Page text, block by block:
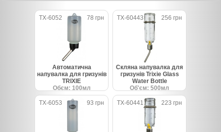
TX-6052 78 грн
Автоматична
напувалка для гризунів
TRIXIE
Обєм: 100мл
TX-60443 256 грн
Скляна напувалка для
гризунів Trixie Glass
Water Bottle
Об'єм: 500мл
TX-6053 93 грн TX-60441 223 грн